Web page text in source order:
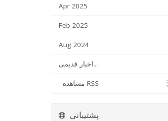
Apr 2025
Feb 2025
Aug 2024
اخبار قدیمی...
مشاهده RSS
پشتیبانی